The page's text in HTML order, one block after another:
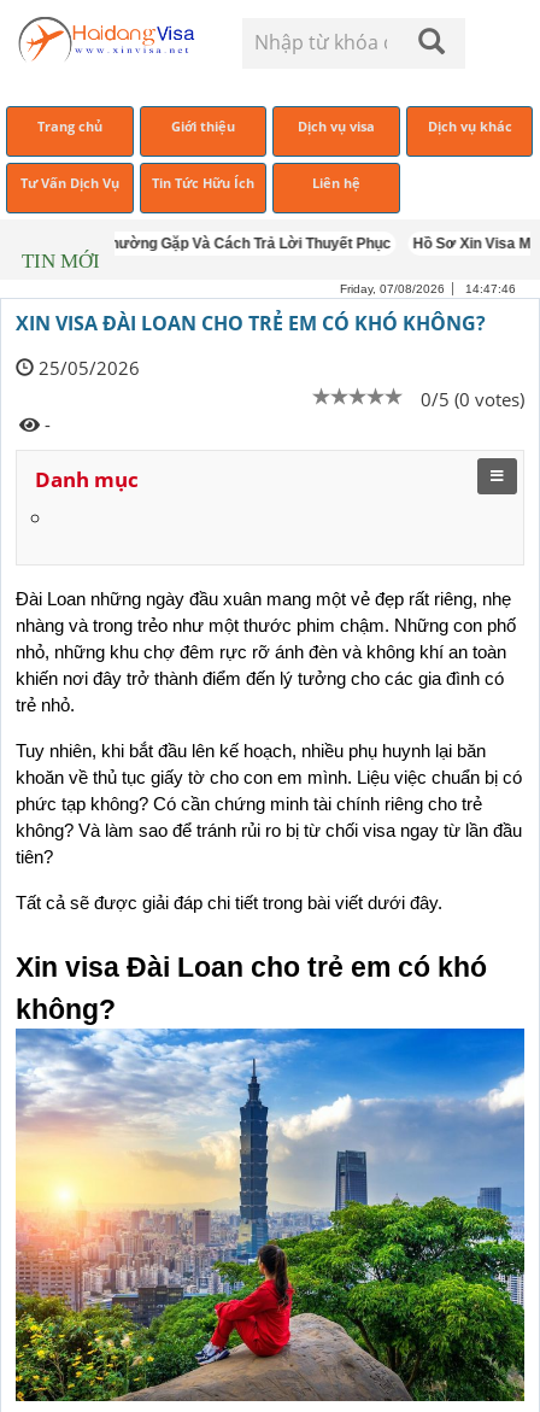
Trang chủ Giới thiệu Dịch vụ visa Dịch vụ khác
Tư Vấn Dịch Vụ Tin Tức Hữu Ích Liên hệ
TIN MỚI
Visa Mỹ Thường Gặp Và Cách Trả Lời Thuyết Phục Hồ Sơ Xin Visa Mỹ
Friday, 07/08/2026 14:47:46
XIN VISA ĐÀI LOAN CHO TRẺ EM CÓ KHÓ KHÔNG?
25/05/2026
0/5 (0 votes)
-
Danh mục
Đài Loan những ngày đầu xuân mang một vẻ đẹp rất riêng, nhẹ
nhàng và trong trẻo như một thước phim chậm. Những con phố
nhỏ, những khu chợ đêm rực rỡ ánh đèn và không khí an toàn
khiến nơi đây trở thành điểm đến lý tưởng cho các gia đình có
trẻ nhỏ.
Tuy nhiên, khi bắt đầu lên kế hoạch, nhiều phụ huynh lại băn
khoăn về thủ tục giấy tờ cho con em mình. Liệu việc chuẩn bị có
phức tạp không? Có cần chứng minh tài chính riêng cho trẻ
không? Và làm sao để tránh rủi ro bị từ chối visa ngay từ lần đầu
tiên?
Tất cả sẽ được giải đáp chi tiết trong bài viết dưới đây.
Xin visa Đài Loan cho trẻ em có khó
không?